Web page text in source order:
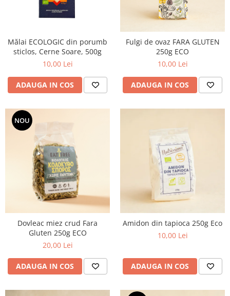
CREME ȘI PASTE TARTINABILE
CEAIURI GRECEȘTI
CIOCOLATĂ ȘI CACAO
HEALTHY SNACKS
SUPERALIMENTE
BACANIE
PRODUSE ECO / ORGANICE
PRODUSE ROMÂNEȘTI
COSMETICE
REMEDII NATURISTE
TOATE PRODUSELE
Mălai ECOLOGIC din porumb
sticlos, Cerne Soare, 500g
10,00 Lei
ADAUGA IN COS
Fulgi de ovaz FARA GLUTEN
250g ECO
10,00 Lei
ADAUGA IN COS
NOU
Dovleac miez crud Fara
Gluten 250g ECO
20,00 Lei
ADAUGA IN COS
Amidon din tapioca 250g Eco
10,00 Lei
ADAUGA IN COS